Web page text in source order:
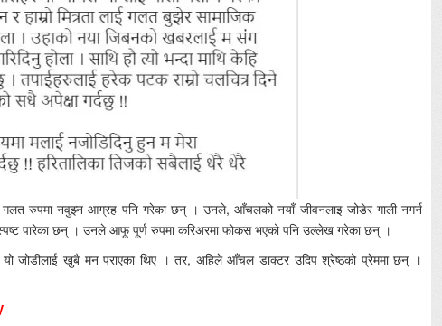
रुपमा नवुझ्न आग्रह पनि गरेका छन् । उनले, आँचलको नयाँ जीवनलाइ जोडेर गाली नगर्न
पारेका छन् । उनले आफू पूर्ण रुपमा करिअरमा फोकस भएको पनि उल्लेख गरेका छन् ।
जोडीलाई खुबै मन पराएका थिए । तर, अहिले आँचल डाक्टर उदिप श्रेष्ठको प्रेममा छन् ।